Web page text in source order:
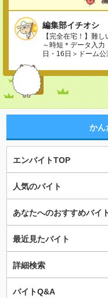
編集部イチオシ
【完全在宅！】難
～時短＊データ入
日・16日＞ドーム
かん
エンバイトTOP
人気のバイト
あなたへのおすすめバイ
最近見たバイト
詳細検索
バイトQ&A